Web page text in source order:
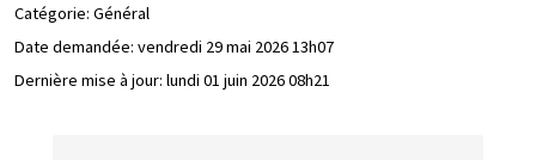
Catégorie: Général
Date demandée: vendredi 29 mai 2026 13h07
Dernière mise à jour: lundi 01 juin 2026 08h21